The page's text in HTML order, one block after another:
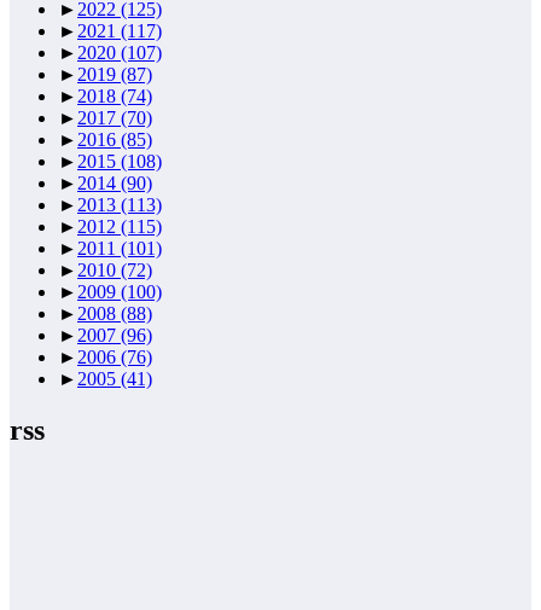
► 2022 (125)
► 2021 (117)
► 2020 (107)
► 2019 (87)
► 2018 (74)
► 2017 (70)
► 2016 (85)
► 2015 (108)
► 2014 (90)
► 2013 (113)
► 2012 (115)
► 2011 (101)
► 2010 (72)
► 2009 (100)
► 2008 (88)
► 2007 (96)
► 2006 (76)
► 2005 (41)
rss